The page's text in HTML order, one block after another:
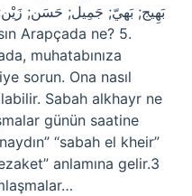
muhatabınıza
sorun. Ona nasıl
Sabah alkhayr ne
günün saatine
“sabah el kheir”
anlamına gelir.3